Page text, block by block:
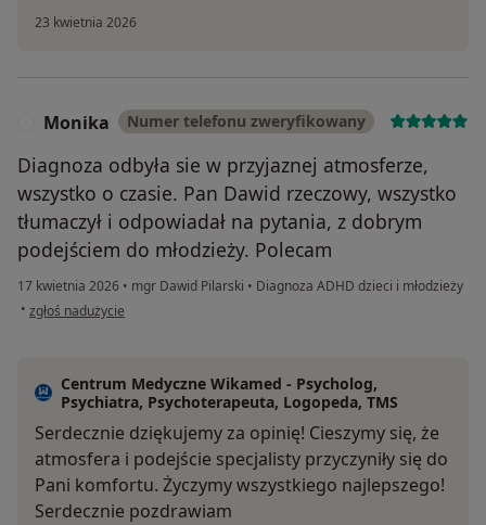
23 kwietnia 2026
Monika Numer telefonu zweryfikowany
Diagnoza odbyła sie w przyjaznej atmosferze,
wszystko o czasie. Pan Dawid rzeczowy, wszystko
tłumaczył i odpowiadał na pytania, z dobrym
podejściem do młodzieży. Polecam
17 kwietnia 2026 • mgr Dawid Pilarski • Diagnoza ADHD dzieci i młodzieży
• w opinii użytkownika Monika
zgłoś nadużycie
Centrum Medyczne Wikamed - Psycholog,
Psychiatra, Psychoterapeuta, Logopeda, TMS
Serdecznie dziękujemy za opinię! Cieszymy się, że
atmosfera i podejście specjalisty przyczyniły się do
Pani komfortu. Życzymy wszystkiego najlepszego!
Serdecznie pozdrawiam